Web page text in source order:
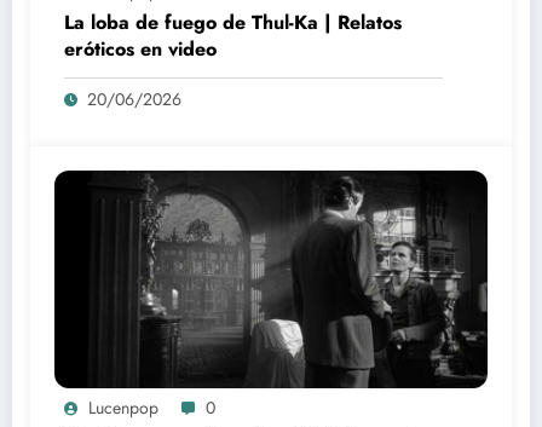
La loba de fuego de Thul-Ka | Relatos
eróticos en video
20/06/2026
Lucenpop 0